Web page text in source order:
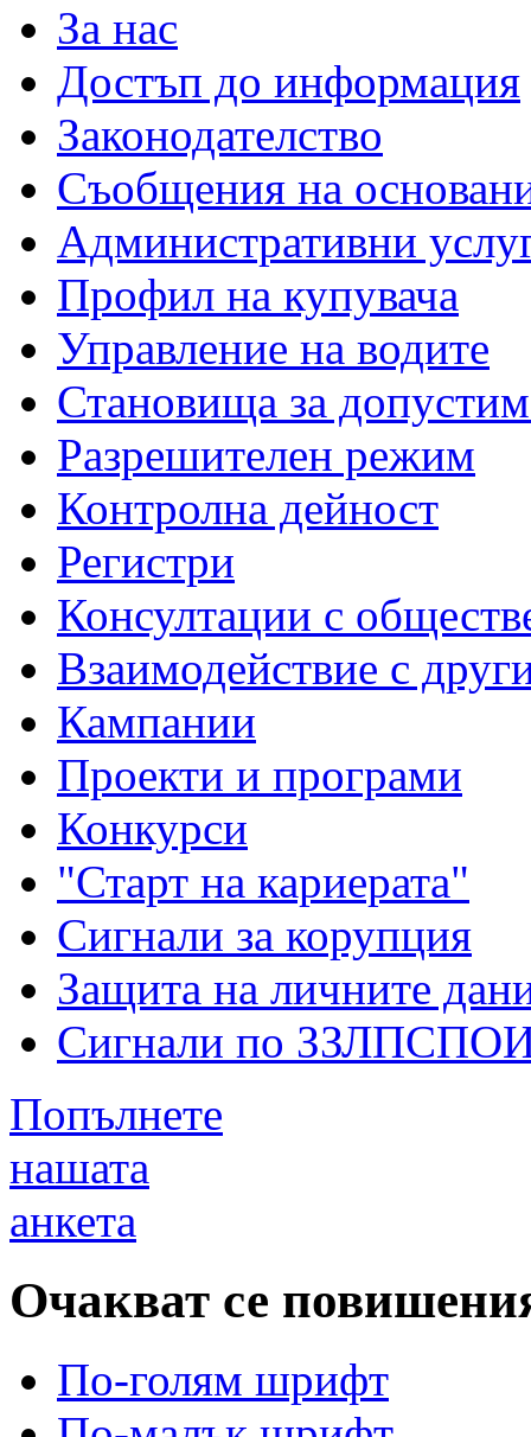
За нас
Достъп до информация
Законодателство
Съобщения на
Административни
Профил на купувача
Управление на водите
Становища за
Разрешителен режим
Контролна дейност
Регистри
Консултации с
Взаимодействие с
Кампании
Проекти и програми
Конкурси
"Старт на кариерата"
Сигнали за корупция
Защита на личните
Сигнали по
Попълнете
нашата
анкета
Очакват се
По-голям шрифт